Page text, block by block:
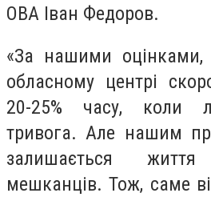
ОВА Іван Федоров.
«За нашими
обласному центрі
20-25% часу, коли
тривога. Але нашим
залишається
мешканців. Тож, саме